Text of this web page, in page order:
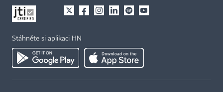
Stáhněte si aplikaci HN